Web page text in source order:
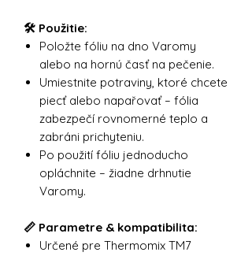
🛠 Použitie:
Položte fóliu na dno Varomy
alebo na hornú časť na pečenie.
Umiestnite potraviny, ktoré chcete
piecť alebo napařovať – fólia
zabezpečí rovnomerné teplo a
zabráni prichyteniu.
Po použití fóliu jednoducho
opláchnite – žiadne drhnutie
Varomy.
📏 Parametre & kompatibilita:
Určené pre Thermomix TM7